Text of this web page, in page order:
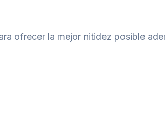
ofrecer la mejor nitidez posible